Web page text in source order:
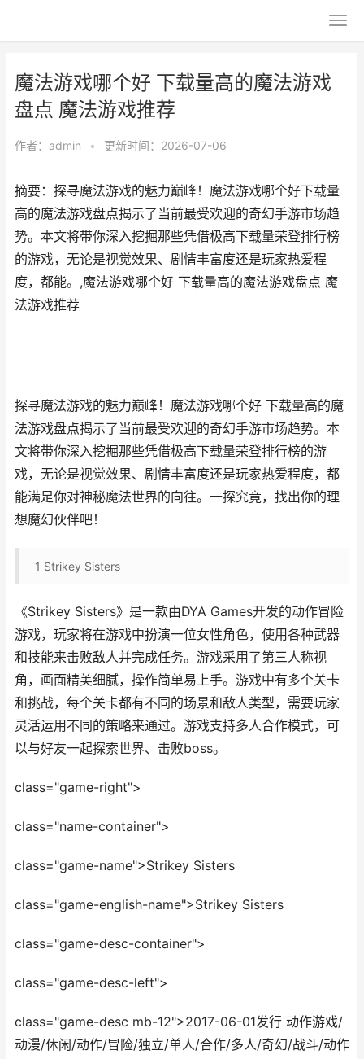
魔法游戏哪个好 下载量高的魔法游戏
盘点 魔法游戏推荐
作者： admin • 更新时间：2026-07-06
摘要：探寻魔法游戏的魅力巅峰！魔法游戏哪个好下载量
高的魔法游戏盘点揭示了当前最受欢迎的奇幻手游市场趋
势。本文将带你深入挖掘那些凭借极高下载量荣登排行榜
的游戏，无论是视觉效果、剧情丰富度还是玩家热爱程
度，都能。,魔法游戏哪个好 下载量高的魔法游戏盘点 魔
法游戏推荐
探寻魔法游戏的魅力巅峰！魔法游戏哪个好 下载量高的魔
法游戏盘点揭示了当前最受欢迎的奇幻手游市场趋势。本
文将带你深入挖掘那些凭借极高下载量荣登排行榜的游
戏，无论是视觉效果、剧情丰富度还是玩家热爱程度，都
能满足你对神秘魔法世界的向往。一探究竟，找出你的理
想魔幻伙伴吧！
1 Strikey Sisters
《Strikey Sisters》是一款由DYA Games开发的动作冒险
游戏，玩家将在游戏中扮演一位女性角色，使用各种武器
和技能来击败敌人并完成任务。游戏采用了第三人称视
角，画面精美细腻，操作简单易上手。游戏中有多个关卡
和挑战，每个关卡都有不同的场景和敌人类型，需要玩家
灵活运用不同的策略来通过。游戏支持多人合作模式，可
以与好友一起探索世界、击败boss。
class="game-right">
class="name-container">
class="game-name">Strikey Sisters
class="game-english-name">Strikey Sisters
class="game-desc-container">
class="game-desc-left">
class="game-desc mb-12">2017-06-01发行 动作游戏/
动漫/休闲/动作/冒险/独立/单人/合作/多人/奇幻/战斗/动作